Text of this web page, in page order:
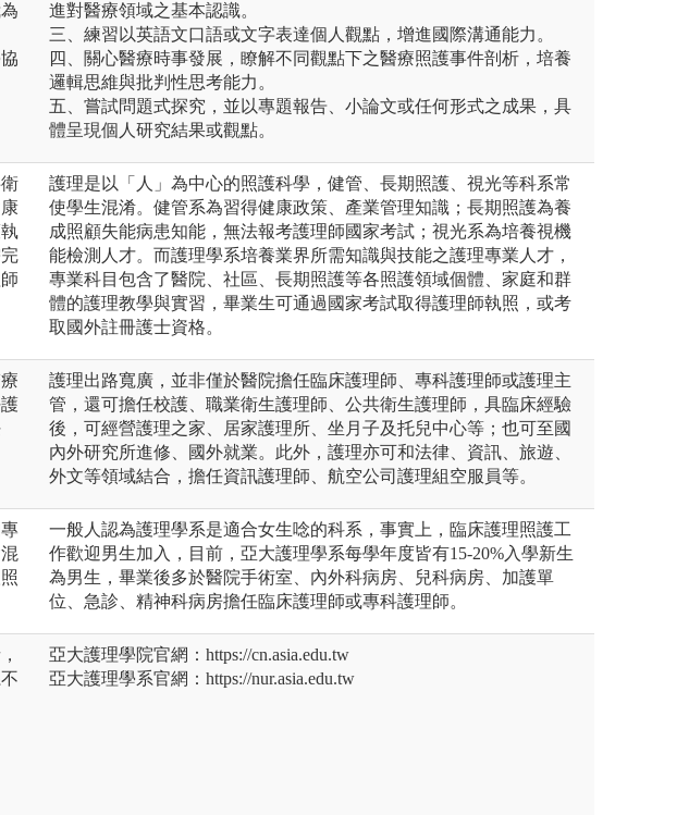
進對醫療領域之基本認識。
三、練習以英語文口語或文字表達個人觀點，增進國際溝通能力。
四、關心醫療時事發展，瞭解不同觀點下之醫療照護事件剖析，培養
邏輯思維與批判性思考能力。
五、嘗試問題式探究，並以專題報告、小論文或任何形式之成果，具
體呈現個人研究結果或觀點。
護理是以「人」為中心的照護科學，健管、長期照護、視光等科系常
使學生混淆。健管系為習得健康政策、產業管理知識；長期照護為養
成照顧失能病患知能，無法報考護理師國家考試；視光系為培養視機
能檢測人才。而護理學系培養業界所需知識與技能之護理專業人才，
專業科目包含了醫院、社區、長期照護等各照護領域個體、家庭和群
體的護理教學與實習，畢業生可通過國家考試取得護理師執照，或考
取國外註冊護士資格。
護理出路寬廣，並非僅於醫院擔任臨床護理師、專科護理師或護理主
管，還可擔任校護、職業衛生護理師、公共衛生護理師，具臨床經驗
後，可經營護理之家、居家護理所、坐月子及托兒中心等；也可至國
內外研究所進修、國外就業。此外，護理亦可和法律、資訊、旅遊、
外文等領域結合，擔任資訊護理師、航空公司護理組空服員等。
一般人認為護理學系是適合女生唸的科系，事實上，臨床護理照護工
作歡迎男生加入，目前，亞大護理學系每學年度皆有15-20%入學新生
為男生，畢業後多於醫院手術室、內外科病房、兒科病房、加護單
位、急診、精神科病房擔任臨床護理師或專科護理師。
亞大護理學院官網：https://cn.asia.edu.tw
亞大護理學系官網：https://nur.asia.edu.tw